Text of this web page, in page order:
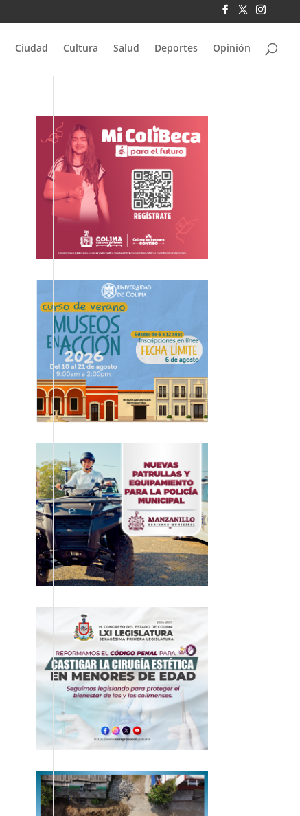
Ciudad Cultura Salud Deportes Opinión